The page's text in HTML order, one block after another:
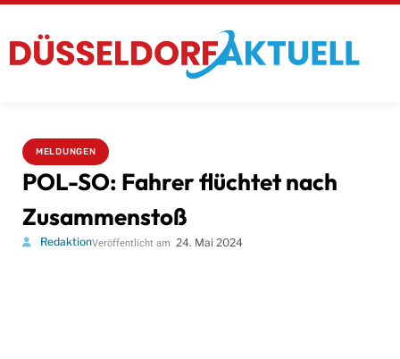
MELDUNGEN
POL-SO: Fahrer flüchtet nach
Zusammenstoß
RedaktionVeröffentlicht am 24. Mai 2024